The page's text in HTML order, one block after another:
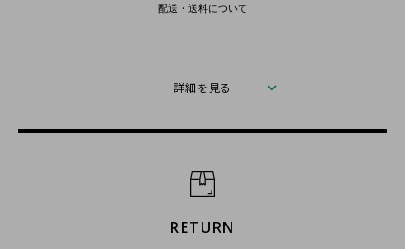
配送・送料について
詳細を見る
RETURN